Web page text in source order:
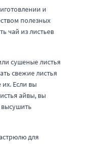
и
полезных
чай из листьев
сушеные листья
свежие листья
Если вы
айвы, вы
для